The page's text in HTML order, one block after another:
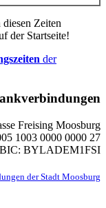
Zeiten
der Startseite!
der
Freising Moosburg
1003 0000 0000 27
BIC: BYLADEM1FSI
der Stadt Moosburg